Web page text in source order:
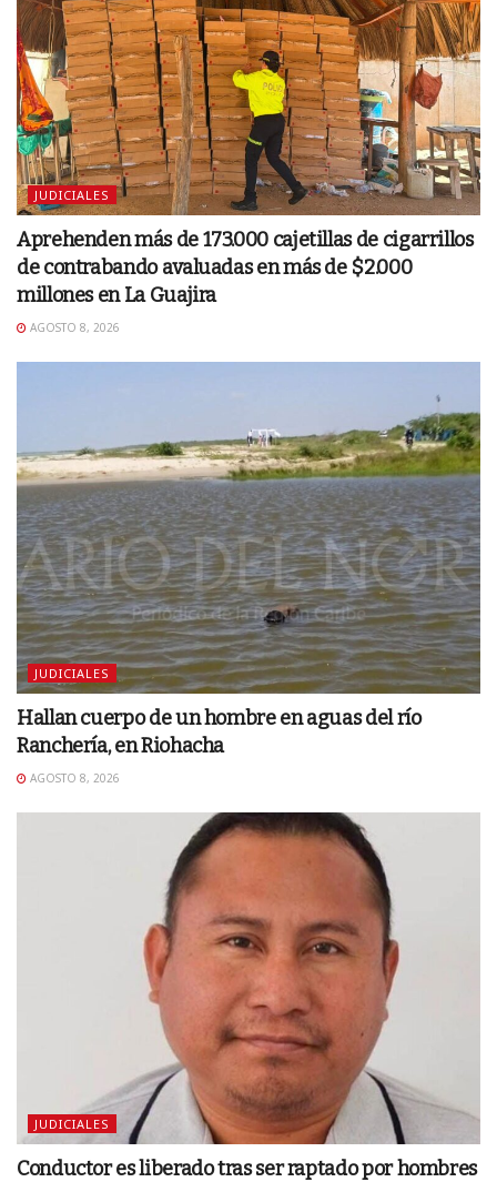
JUDICIALES
Aprehenden más de 173.000 cajetillas de cigarrillos
de contrabando avaluadas en más de $2.000
millones en La Guajira
AGOSTO 8, 2026
JUDICIALES
Hallan cuerpo de un hombre en aguas del río
Ranchería, en Riohacha
AGOSTO 8, 2026
JUDICIALES
Conductor es liberado tras ser raptado por hombres